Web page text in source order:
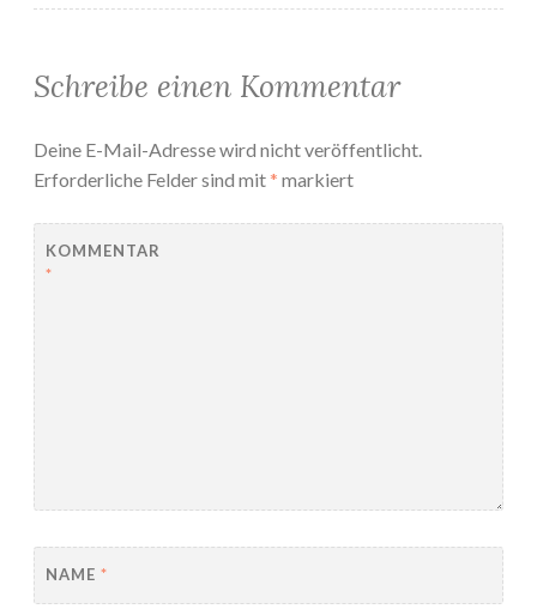
Schreibe einen Kommentar
Deine E-Mail-Adresse wird nicht veröffentlicht.
Erforderliche Felder sind mit* markiert
KOMMENTAR
*
NAME *